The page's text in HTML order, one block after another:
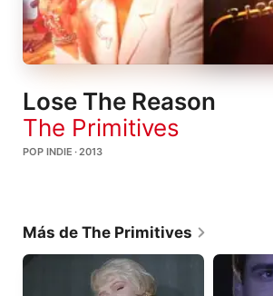
Lose The Reason
The Primitives
POP INDIE · 2013
Más de The Primitives